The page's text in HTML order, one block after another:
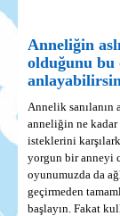
Anneliğin
olduğunu bu
Annelik sanılanın
anneliğin ne kadar
isteklerini
yorgun bir anneyi
oyunumuzda da
geçirmeden
başlayın. Fakat